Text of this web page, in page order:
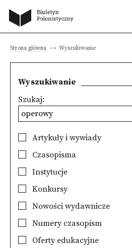
Strona główna Wyszukiwanie
Wyszukiwanie
Szukaj:
Artykuły i wywiady
Czasopisma
Instytucje
Konkursy
Nowości wydawnicze
Numery czasopism
Oferty edukacyjne